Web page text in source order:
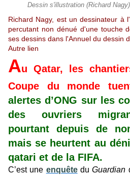
Dessin s'illustration (Richard
Richard Nagy, est un dessinateur à
percutant non dénué d'une touche
ses dessins dans l'Annuel du dessin
Autre lien
Au Qatar, les
Coupe du monde
alertes d’ONG sur les
des ouvriers
pourtant depuis de
mais se heurtent au
qatari et de la FIFA.
C’est une enquêteduGuardian